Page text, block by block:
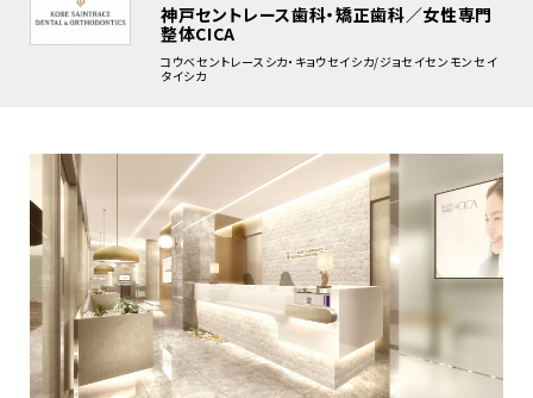
神戸セントレース歯科・矯正歯科／女性専門
整体CICA
コウベセントレースシカ・キョウセイシカ/ジョセイセンモンセイ
タイシカ